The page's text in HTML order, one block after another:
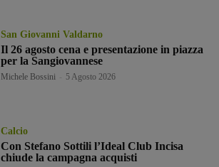
San Giovanni Valdarno
Il 26 agosto cena e presentazione in piazza
per la Sangiovannese
Michele Bossini 5 Agosto 2026
Calcio
Con Stefano Sottili l’Ideal Club Incisa
chiude la campagna acquisti